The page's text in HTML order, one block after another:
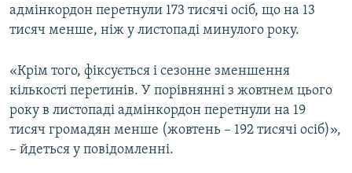
адмінкордон перетнули 173 тисячі осіб, що на 13
тисяч менше, ніж у листопаді минулого року.
«Крім того, фіксується і сезонне зменшення
кількості перетинів. У порівнянні з жовтнем цього
року в листопаді адмінкордон перетнули на 19
тисяч громадян менше (жовтень – 192 тисячі осіб)»,
– йдеться у повідомленні.